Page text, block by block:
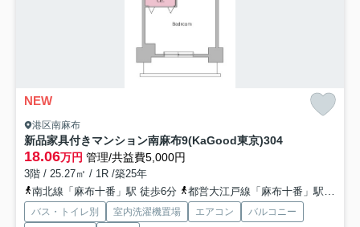
NEW
港区南麻布
新品家具付きマンション南麻布9(KaGood東京)304
18.06万円 管理/共益費5,000円
3階 / 25.27㎡ / 1R /築25年
南北線「麻布十番」駅 徒歩6分
都営大江戸線「麻布十番」駅 徒歩6分
バス・トイレ別 室内洗濯機置場 エアコン
バルコニー